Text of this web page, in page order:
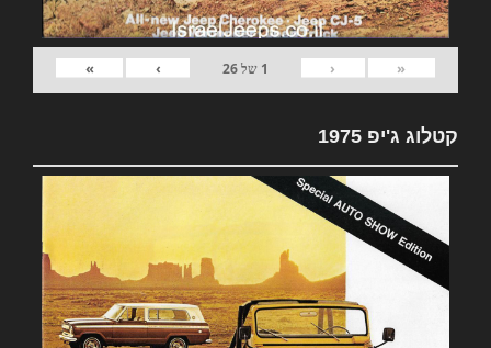
«
‹
1 של26
›
»
קטלוג ג'יפ 1975